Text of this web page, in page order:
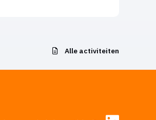
Alle activiteiten